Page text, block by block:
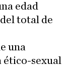
edad
total de
una
ético-sexual